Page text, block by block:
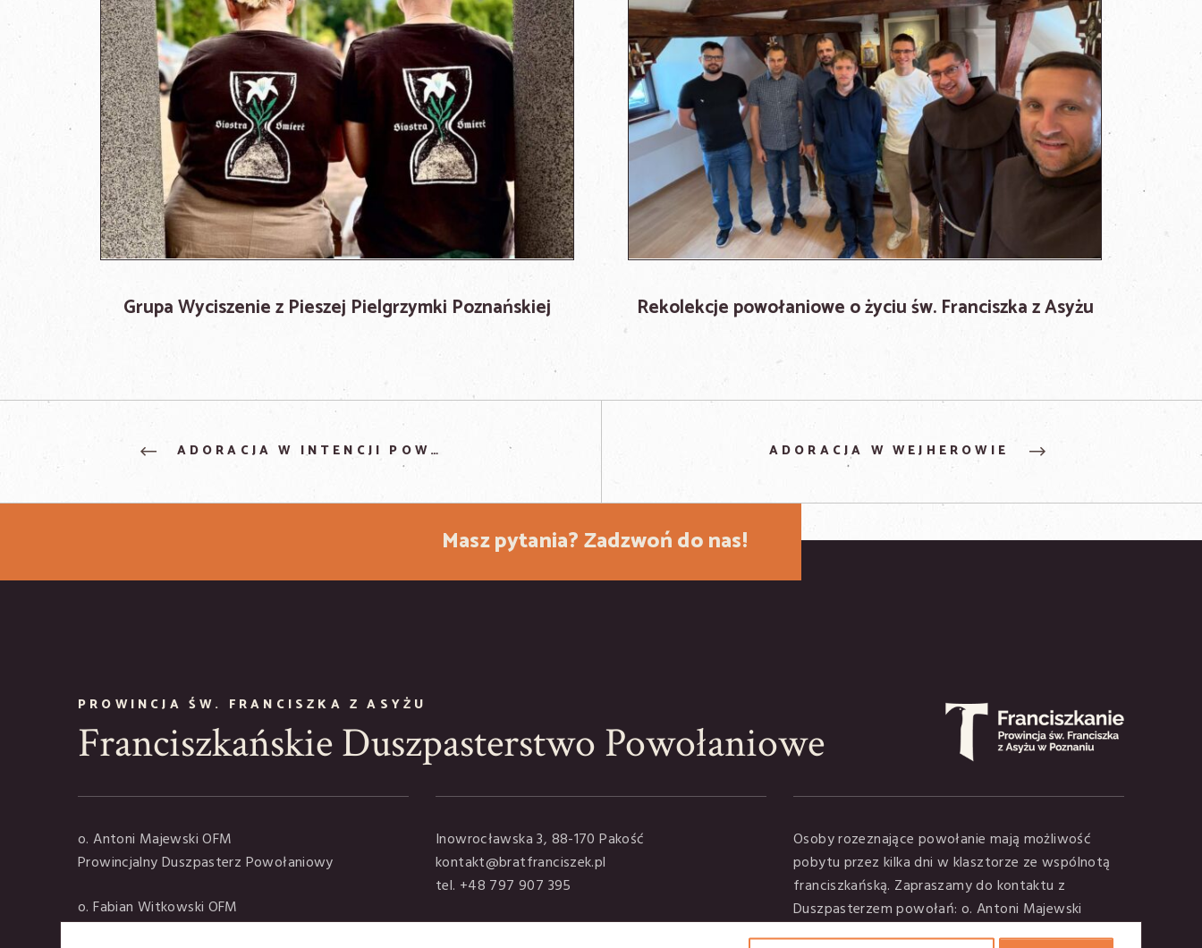
Grupa Wyciszenie z Pieszej Pielgrzymki Poznańskiej Rekolekcje powołaniowe o życiu św. Franciszka z Asyżu
ADORACJA W INTENCJI POWOŁAŃ ADORACJA W WEJHEROWIE
Masz pytania?Zadzwoń do nas!
PROWINCJA ŚW. FRANCISZKA Z ASYŻU
Franciszkańskie Duszpasterstwo Powołaniowe
o. Antoni Majewski OFM
Prowincjalny Duszpasterz Powołaniowy
o. Fabian Witkowski OFM
Inowrocławska 3, 88-170 Pakość
kontakt@bratfranciszek.pl
tel. +48 797 907 395
Osoby rozeznające powołanie mają możliwość
pobytu przez kilka dni w klasztorze ze wspólnotą
franciszkańską. Zapraszamy do kontaktu z
Duszpasterzem powołań: o. Antoni Majewski
tel.797 907 395